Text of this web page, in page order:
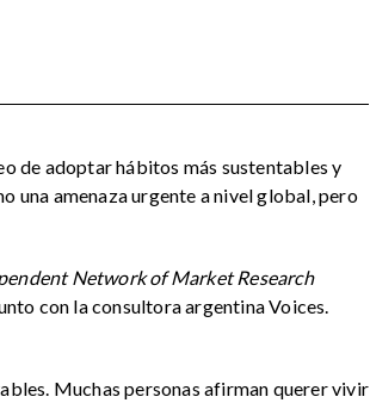
de adoptar hábitos más sustentables y
una amenaza urgente a nivel global, pero
Network of Market Research
con la consultora argentina Voices.
Muchas personas afirman querer vivir